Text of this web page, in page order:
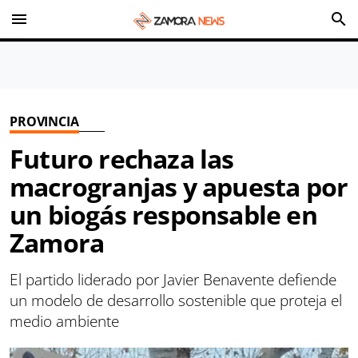
menu search
PROVINCIA
Futuro rechaza las
macrogranjas y apuesta por
un biogás responsable en
Zamora
El partido liderado por Javier Benavente defiende
un modelo de desarrollo sostenible que proteja el
medio ambiente